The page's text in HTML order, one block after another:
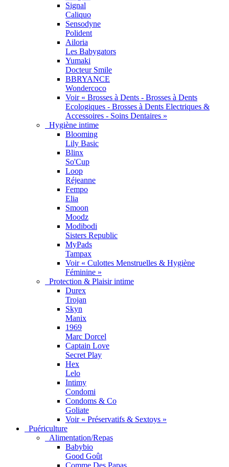
Signal
Caliquo
Sensodyne
Polident
Ailoria
Les Babygators
Yumaki
Docteur Smile
BBRYANCE
Wondercoco
Voir « Brosses à Dents - Brosses à Dents
Ecologiques - Brosses à Dents Electriques &
Accessoires - Soins Dentaires »
Hygiène intime
Blooming
Lily Basic
Blinx
So'Cup
Loop
Réjeanne
Fempo
Elia
Smoon
Moodz
Modibodi
Sisters Republic
MyPads
Tampax
Voir « Culottes Menstruelles & Hygiène
Féminine »
Protection & Plaisir intime
Durex
Trojan
Skyn
Manix
1969
Marc Dorcel
Captain Love
Secret Play
Hex
Lelo
Intimy
Condomi
Condoms & Co
Goliate
Voir « Préservatifs & Sextoys »
Puériculture
Alimentation/Repas
Babybio
Good Goût
Comme Des Papas